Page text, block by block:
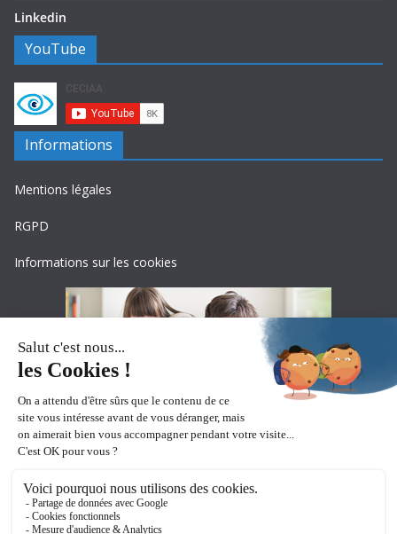
Linkedin
YouTube
Informations
Mentions légales
RGPD
Informations sur les cookies